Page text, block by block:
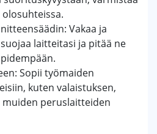
Vakaa ja
laitteitasi ja pitää ne
Sopii työmaiden
kuten valaistuksen,
peruslaitteiden